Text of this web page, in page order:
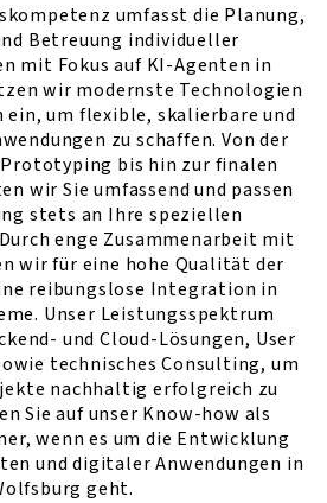
umfasst die Planung,
Betreuung individueller
mit Fokus auf KI-Agenten in
wir modernste Technologien
ein, um flexible, skalierbare und
zu schaffen. Von der
bis hin zur finalen
wir Sie umfassend und passen
stets an Ihre speziellen
enge Zusammenarbeit mit
wir für eine hohe Qualität der
reibungslose Integration in
Unser Leistungsspektrum
und Cloud-Lösungen, User
technisches Consulting, um
nachhaltig erfolgreich zu
Sie auf unser Know-how als
wenn es um die Entwicklung
und digitaler Anwendungen in
geht.